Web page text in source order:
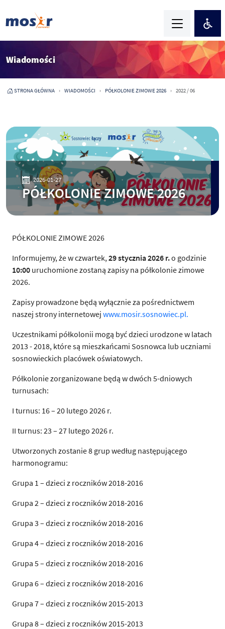
Wiadomości
STRONA GŁÓWNA WIADOMOŚCI PÓŁKOLONIE ZIMOWE 2026 2022 / 06
2026-01-27
PÓŁKOLONIE ZIMOWE 2026
PÓŁKOLONIE ZIMOWE 2026
Informujemy, że w czwartek, 29 stycznia 2026 r.o godzinie
10:00 uruchomione zostaną zapisy na półkolonie zimowe
2026.
Zapisy prowadzone będą wyłącznie za pośrednictwem
naszej strony internetowej www.mosir.sosnowiec.pl.
Uczestnikami półkolonii mogą być dzieci urodzone w latach
2013 - 2018, które są mieszkańcami Sosnowca lub uczniami
sosnowieckich placówek oświatowych.
Półkolonie zorganizowane będą w dwóch 5-dniowych
turnusach:
I turnus: 16 – 20 lutego 2026 r.
II turnus: 23 – 27 lutego 2026 r.
Utworzonych zostanie 8 grup według następującego
harmonogramu:
Grupa 1 – dzieci z roczników 2018-2016
Grupa 2 – dzieci z roczników 2018-2016
Grupa 3 – dzieci z roczników 2018-2016
Grupa 4 – dzieci z roczników 2018-2016
Grupa 5 – dzieci z roczników 2018-2016
Grupa 6 – dzieci z roczników 2018-2016
Grupa 7 – dzieci z roczników 2015-2013
Grupa 8 – dzieci z roczników 2015-2013